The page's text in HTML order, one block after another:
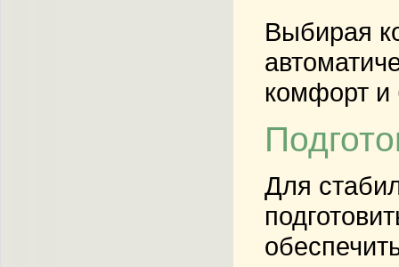
Выбирая
комфорт и
Для